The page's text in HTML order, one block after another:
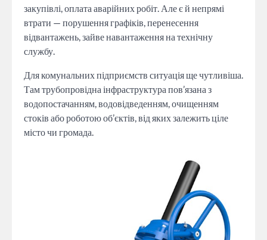
закупівлі, оплата аварійних робіт. Але є й непрямі
втрати — порушення графіків, перенесення
відвантажень, зайве навантаження на технічну
службу.
Для комунальних підприємств ситуація ще чутливіша.
Там трубопровідна інфраструктура пов’язана з
водопостачанням, водовідведенням, очищенням
стоків або роботою об’єктів, від яких залежить ціле
місто чи громада.